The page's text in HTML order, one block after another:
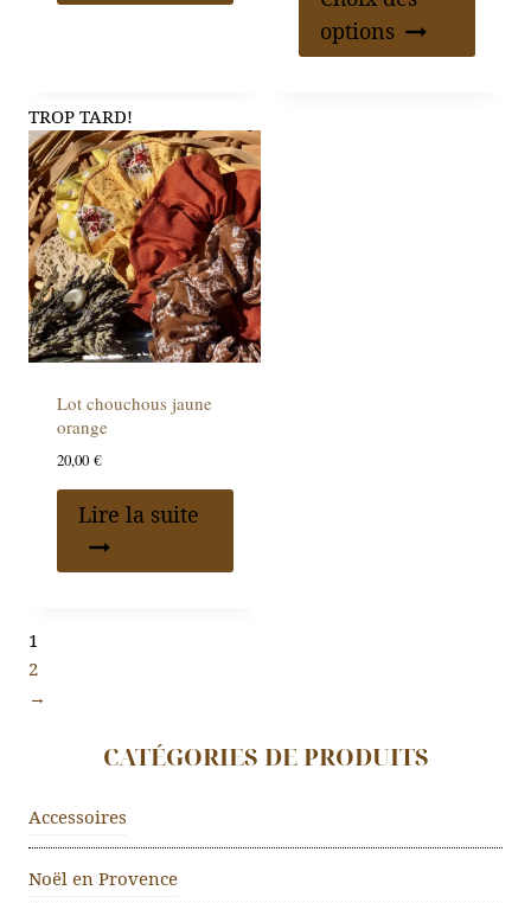
options
TROP TARD!
Lot chouchous jaune
orange
20,00 €
Lire la suite
1
2
→
CATÉGORIES DE PRODUITS
Accessoires
Noël en Provence